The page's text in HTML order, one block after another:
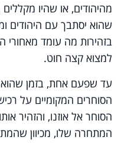
מהיהודים, או שהיו
שהוא יסתבך עם היהודים
בזהירות מה עומד מאחורי
למצוא קצה חוט.
עד שפעם אחת, בזמן
הסוחרים המקומיים על
הסוחר אל אוזנו, והזהיר
המתחרה שלו, מכיוון